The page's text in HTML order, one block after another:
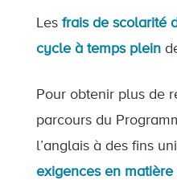
Les frais de scolarité
cycle à temps plein
Pour obtenir plus de
parcours du
l’anglais à des fins
exigences en